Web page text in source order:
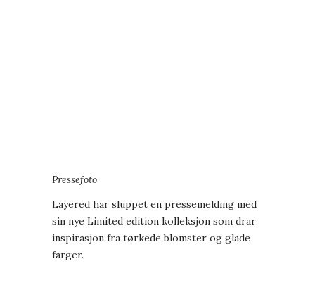
Pressefoto
Layered har sluppet en pressemelding med
sin nye Limited edition kolleksjon som drar
inspirasjon fra tørkede blomster og glade
farger.